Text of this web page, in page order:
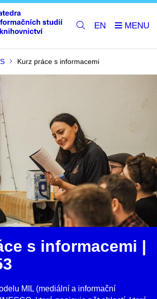
EN
Kurz práce s informacemi
s informacemi |
MIL (mediální a informační